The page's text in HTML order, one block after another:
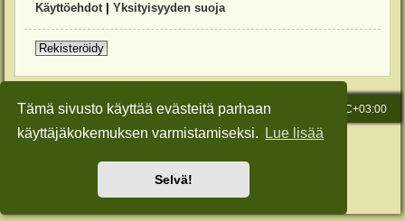
Tämä sivusto käyttää evästeitä parhaan
käyttäjäkokemuksen varmistamiseksi.
Lue lisää
Selvä!
Käyttöehdot| Yksityisyyden suoja
Rekisteröidy
Etusivu Kaikki ajat ovat UTC+03:00
Viesti Ylläpidolle
Keskustelufoorumin ohjelmistophpBB® Forum Software © phpBB Limited